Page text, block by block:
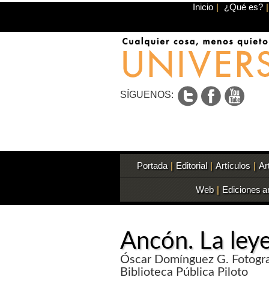
Inicio | ¿Qué es? |
SÍGUENOS:
Portada | Editorial | Artículos |
Web | Ediciones
Ancón. La
Óscar Domínguez G.
Biblioteca Pública Piloto